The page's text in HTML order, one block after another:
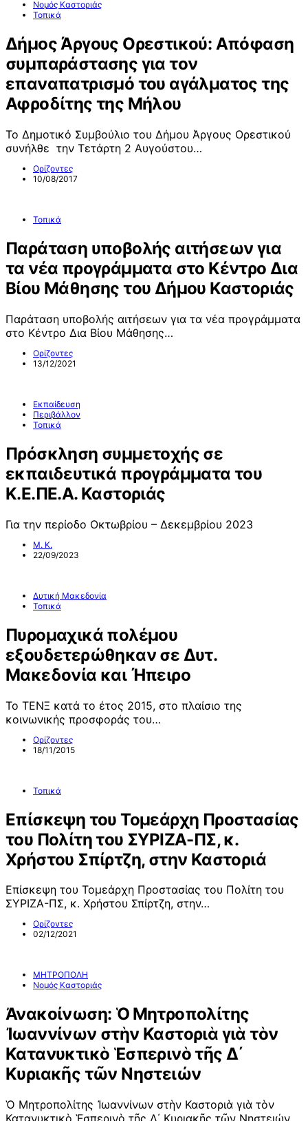
Νομός Καστοριάς
Τοπικά
Δήμος Άργους Ορεστικού: Απόφαση
συμπαράστασης για τον
επαναπατρισμό του αγάλματος της
Αφροδίτης της Μήλου
Το Δημοτικό Συμβούλιο του Δήμου Άργους Ορεστικού
συνήλθε την Τετάρτη 2 Αυγούστου…
Ορίζοντες
10/08/2017
Τοπικά
Παράταση υποβολής αιτήσεων για
τα νέα προγράμματα στο Κέντρο Δια
Βίου Μάθησης του Δήμου Καστοριάς
Παράταση υποβολής αιτήσεων για τα νέα προγράμματα
στο Κέντρο Δια Βίου Μάθησης…
Ορίζοντες
13/12/2021
Εκπαίδευση
Περιβάλλον
Τοπικά
Πρόσκληση συμμετοχής σε
εκπαιδευτικά προγράμματα του
Κ.Ε.ΠΕ.Α. Καστοριάς
Για την περίοδο Οκτωβρίου – Δεκεμβρίου 2023
Μ. Κ.
22/09/2023
Δυτική Μακεδονία
Τοπικά
Πυρομαχικά πολέμου
εξουδετερώθηκαν σε Δυτ.
Μακεδονία και Ήπειρο
Το ΤΕΝΞ κατά το έτος 2015, στο πλαίσιο της
κοινωνικής προσφοράς του…
Ορίζοντες
18/11/2015
Τοπικά
Επίσκεψη του Τομεάρχη Προστασίας
του Πολίτη του ΣΥΡΙΖΑ-ΠΣ, κ.
Χρήστου Σπίρτζη, στην Καστοριά
Επίσκεψη του Τομεάρχη Προστασίας του Πολίτη του
ΣΥΡΙΖΑ-ΠΣ, κ. Χρήστου Σπίρτζη, στην…
Ορίζοντες
02/12/2021
ΜΗΤΡΟΠΟΛΗ
Νομός Καστοριάς
Ἀνακοίνωση: Ὁ Μητροπολίτης
Ἰωαννίνων στὴν Καστοριὰ γιὰ τὸν
Κατανυκτικὸ Ἑσπερινὸ τῆς Δ΄
Κυριακῆς τῶν Νηστειών
Ὁ Μητροπολίτης Ἰωαννίνων στὴν Καστοριὰ γιὰ τὸν